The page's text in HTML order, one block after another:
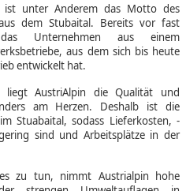
unter Anderem das Motto des
dem Stubaital. Bereits vor fast
Unternehmen aus einem
aus dem sich bis heute
entwickelt hat.
AustriAlpin die Qualität und
am Herzen. Deshalb ist die
Stuabaital, sodass Lieferkosten, -
sind und Arbeitsplätze in der
zu tun, nimmt Austrialpin hohe